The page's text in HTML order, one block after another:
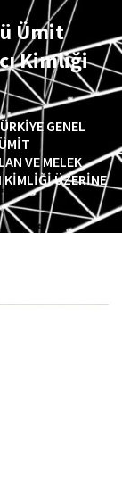
Ümit
Kimliği
GENEL
VE MELEK
KIMLIĞI ÜZERINE